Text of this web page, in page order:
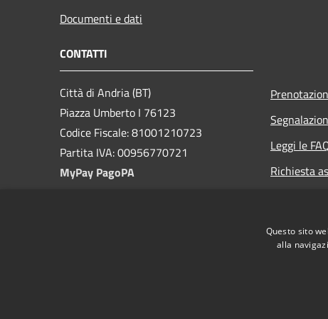
Documenti e dati
CONTATTI
Città di Andria (BT)
Piazza Umberto I 76123
Codice Fiscale: 81001210723
Partita IVA: 00956770721
MyPay PagoPA
Leggi le
Richiesta
Questo sito
alla